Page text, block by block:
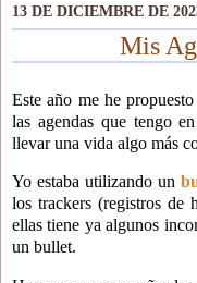
13 DE DICIEMBRE DE
Mis
Este año me he
las agendas que tengo
llevar una vida algo más
Yo estaba utilizando un
los trackers (registros de
ellas tiene ya algunos
un bullet.